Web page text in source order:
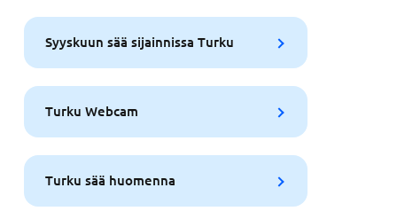
Syyskuun sää sijainnissa Turku
Turku Webcam
Turku sää huomenna